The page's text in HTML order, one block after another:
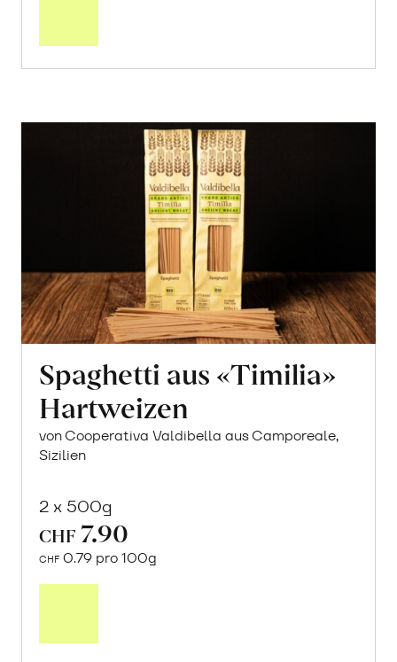
Spaghetti aus «Timilia»
Hartweizen
von Cooperativa Valdibella aus Camporeale,
Sizilien
2 x 500g
CHF 7.90
CHF 0.79 pro 100g